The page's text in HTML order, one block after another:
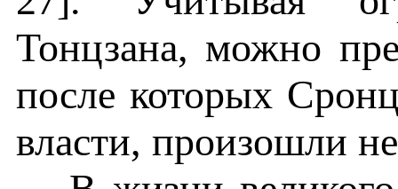
Тонцзана, можно
после которых
власти, произошли